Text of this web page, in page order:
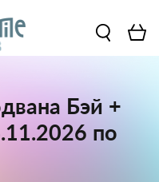
Бэй +
по